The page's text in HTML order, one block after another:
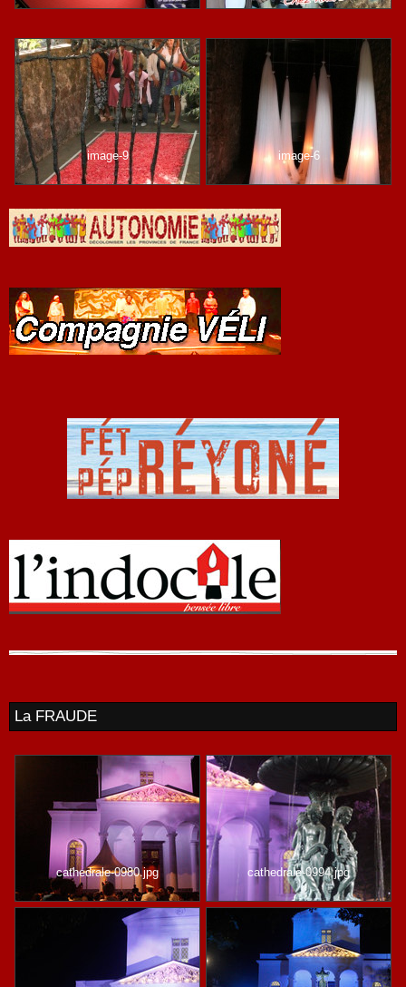
image-9 image-6
La FRAUDE
cathedrale-0980.jpg cathedrale-0994.jpg